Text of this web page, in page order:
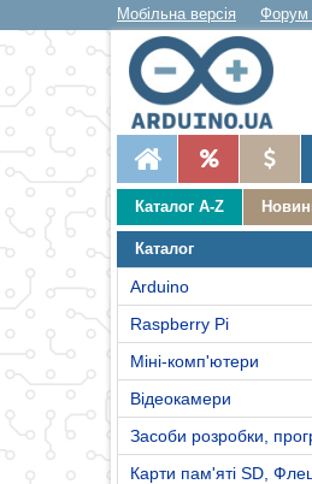
Мобільна версія Форум
Каталог A-Z
Каталог
Arduino
Raspberry Pi
Міні-комп'ютери
Відеокамери
Засоби розробки,
Карти пам'яті SD,